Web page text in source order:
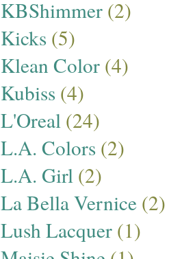
KBShimmer (2)
Kicks (5)
Klean Color (4)
Kubiss (4)
L'Oreal (24)
L.A. Colors (2)
L.A. Girl (2)
La Bella Vernice (2)
Lush Lacquer (1)